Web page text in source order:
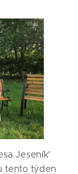
Jeseník'
tento týden